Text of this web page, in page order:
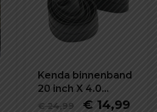
Huidige
Kenda binnenband
20 inch X 4.0
K1188E
€24,99 € 14,99